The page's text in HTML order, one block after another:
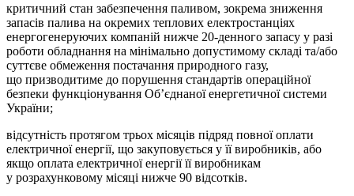
критичний стан забезпечення паливом, зокрема зниження
запасів палива на окремих теплових електростанціях
енергогенеруючих компаній нижче 20-денного запасу у разі
роботи обладнання на мінімально допустимому складі та/або
суттєве обмеження постачання природного газу,
що призводитиме до порушення стандартів операційної
безпеки функціонування Об’єднаної енергетичної системи
України;
відсутність протягом трьох місяців підряд повної оплати
електричної енергії, що закуповується у її виробників, або
якщо оплата електричної енергії її виробникам
у розрахунковому місяці нижче 90 відсотків.